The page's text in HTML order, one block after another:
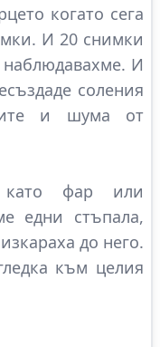
когато сега
И 20 снимки
наблюдавахме. И
соления
и шума от
фар или
едни стъпала,
до него.
към целия